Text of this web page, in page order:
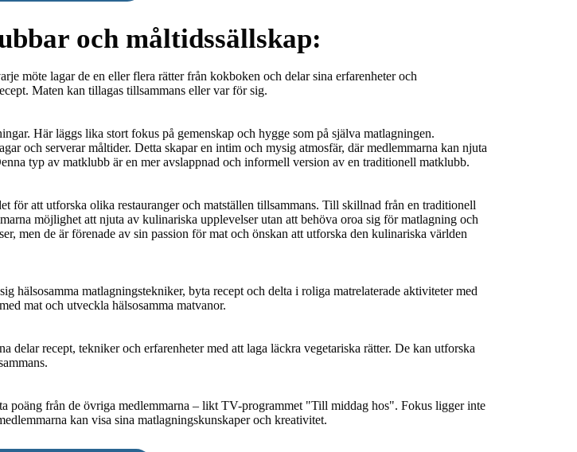
och måltidssällskap:
möte lagar de en eller flera rätter från kokboken och delar sina erfarenheter och
Maten kan tillagas tillsammans eller var för sig.
Här läggs lika stort fokus på gemenskap och hygge som på själva matlagningen.
och serverar måltider. Detta skapar en intim och mysig atmosfär, där medlemmarna kan njuta
typ av matklubb är en mer avslappnad och informell version av en traditionell matklubb.
för att utforska olika restauranger och matställen tillsammans. Till skillnad från en traditionell
möjlighet att njuta av kulinariska upplevelser utan att behöva oroa sig för matlagning och
men de är förenade av sin passion för mat och önskan att utforska den kulinariska världen
hälsosamma matlagningstekniker, byta recept och delta i roliga matrelaterade aktiviteter med
mat och utveckla hälsosamma matvanor.
recept, tekniker och erfarenheter med att laga läckra vegetariska rätter. De kan utforska
poäng från de övriga medlemmarna – likt TV-programmet "Till middag hos". Fokus ligger inte
kan visa sina matlagningskunskaper och kreativitet.